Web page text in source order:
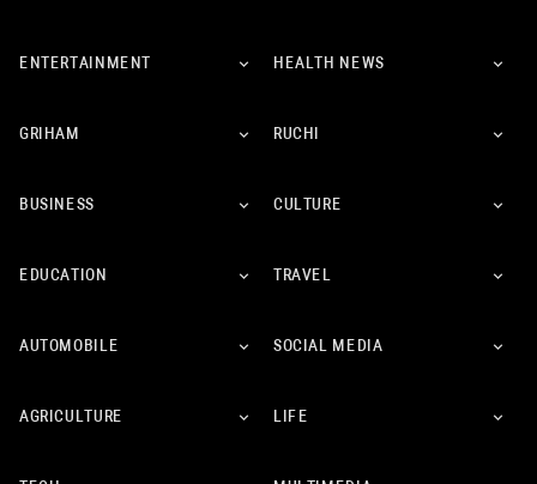
ENTERTAINMENT HEALTH NEWS
GRIHAM RUCHI
BUSINESS CULTURE
EDUCATION TRAVEL
AUTOMOBILE SOCIAL MEDIA
AGRICULTURE LIFE